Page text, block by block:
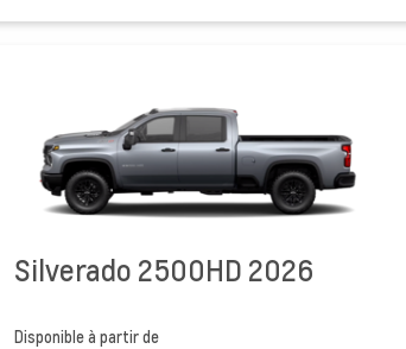
Silverado 2500HD 2026
Disponible à partir de